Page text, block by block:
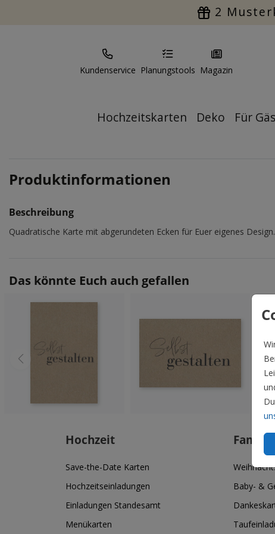
2
Kundenservice Planungstools Magazin
Hochzeitskarten Deko Für
Produktinformationen
Beschreibung
Quadratische Karte mit abgerundeten Ecken für Euer eigenes Design.
Das könnte Euch auch gefallen
Hochzeit
Save-the-Date Karten
Hochzeitseinladungen
Einladungen Standesamt
Menükarten
Baby- &